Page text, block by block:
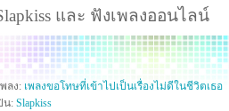
และ ฟังเพลงออนไลน์
ลง: เพลงขอโทษที่เข้าไปเป็นเรื่องไม่ดีในชีวิตเธอ
น: Slapkiss